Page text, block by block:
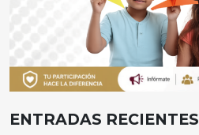
ENTRADAS RECIENTES